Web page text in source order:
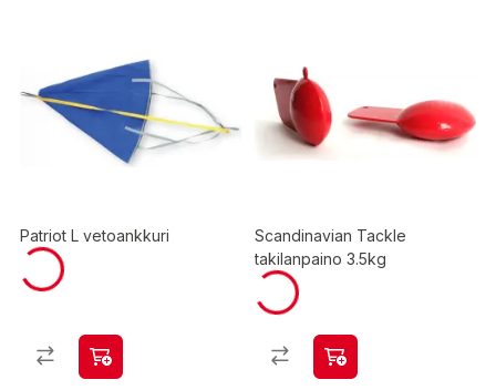
Patriot L vetoankkuri
Scandinavian Tackle
takilanpaino 3.5kg